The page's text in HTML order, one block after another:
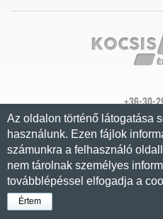
+36-30-
2360 Gyál
Az oldalon történő látogatása
használunk. Ezen fájlok
számunkra a felhasználó
nem tárolnak személyes
továbblépéssel elfogadja a
Értem